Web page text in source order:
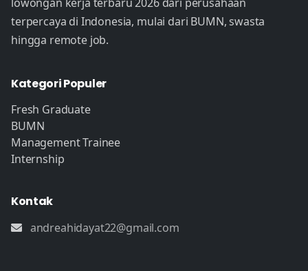
terpercaya di Indonesia, mulai dari BUMN, swasta
hingga remote job.
Kategori Populer
Fresh Graduate
BUMN
Management Trainee
Internship
Kontak
andreahidayat22@gmail.com